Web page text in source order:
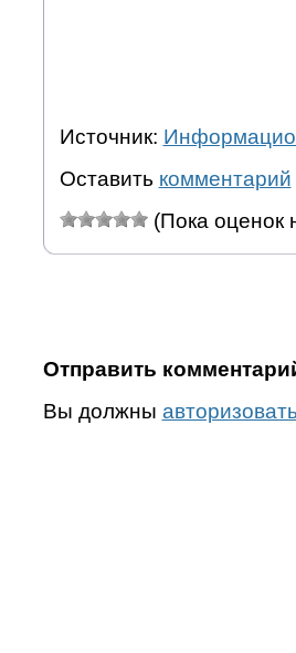
Источник:
Оставить комментарий
(Пока оценок
Отправить
Вы должны